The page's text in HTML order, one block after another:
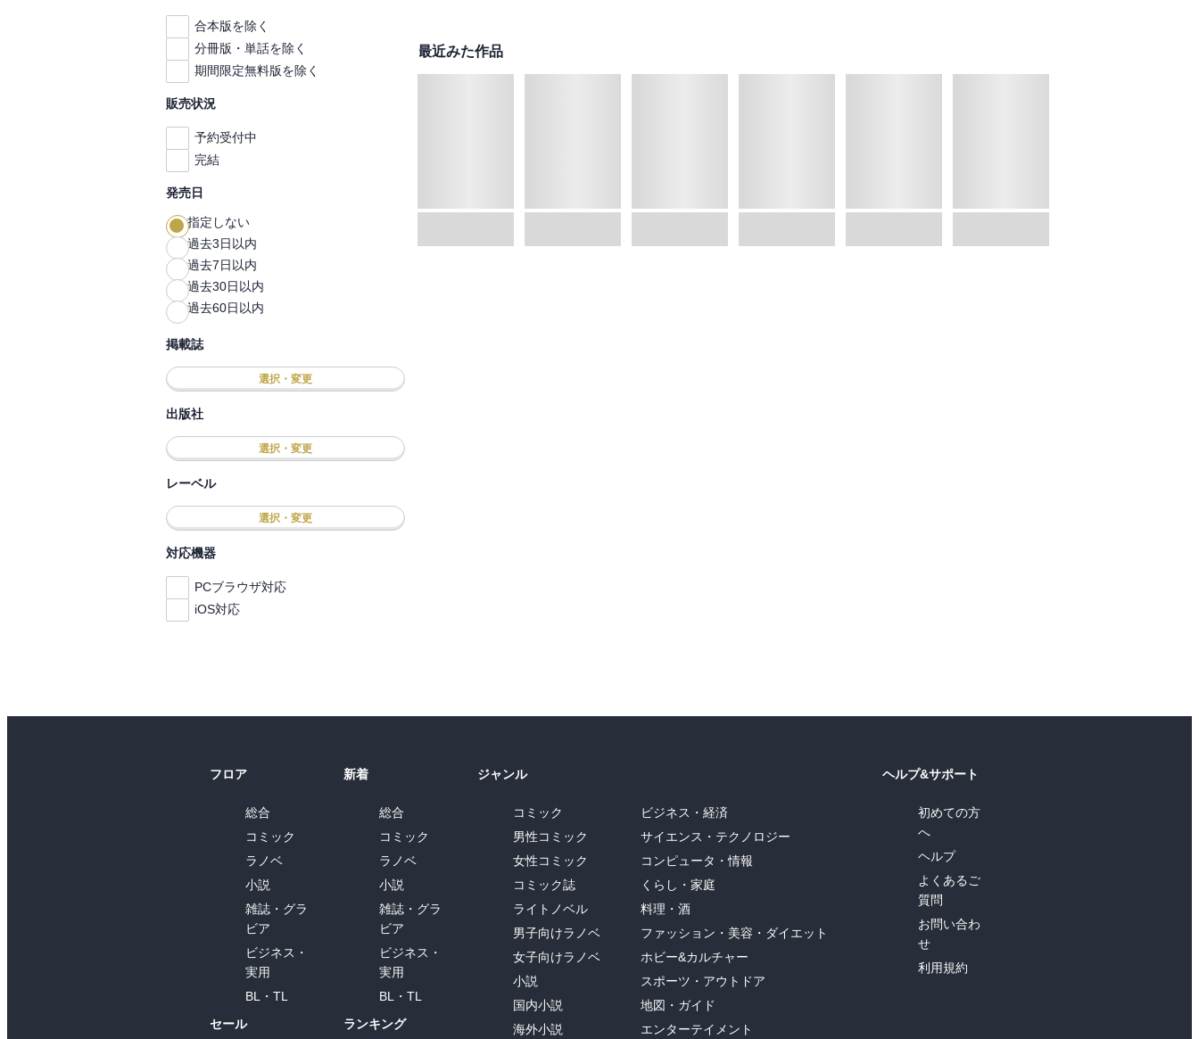
合本版を除く
分冊版・単話を除く
期間限定無料版を除く
販売状況
予約受付中
完結
発売日
指定しない
過去3日以内
過去7日以内
過去30日以内
過去60日以内
掲載誌
選択・変更
出版社
選択・変更
レーベル
選択・変更
対応機器
PCブラウザ対応
iOS対応
最近みた作品
フロア
総合
コミック
ラノベ
小説
雑誌・グラ
ビア
ビジネス・
実用
BL・TL
セール
新着
総合
コミック
ラノベ
小説
雑誌・グラ
ビア
ビジネス・
実用
BL・TL
ランキング
ジャンル
コミック
男性コミック
女性コミック
コミック誌
ライトノベル
男子向けラノベ
女子向けラノベ
小説
国内小説
海外小説
ビジネス・経済
サイエンス・テクノロジー
コンピュータ・情報
くらし・家庭
料理・酒
ファッション・美容・ダイエット
ホビー&カルチャー
スポーツ・アウトドア
地図・ガイド
エンターテイメント
ヘルプ&サポート
初めての方
へ
ヘルプ
よくあるご
質問
お問い合わ
せ
利用規約